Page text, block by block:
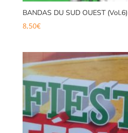
BANDAS DU SUD OUEST (Vol.6)
8,50€